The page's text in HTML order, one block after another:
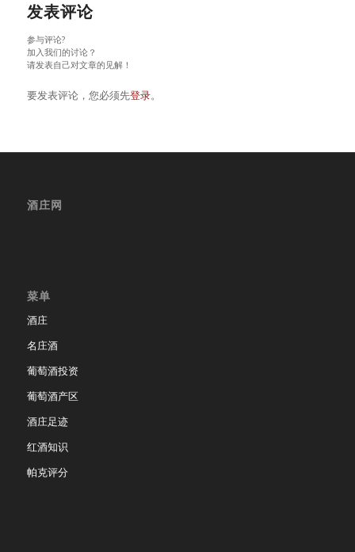
发表评论
参与评论?
加入我们的讨论？
请发表自己对文章的见解！
要发表评论，您必须先登录。
酒庄网
菜单
酒庄
名庄酒
葡萄酒投资
葡萄酒产区
酒庄足迹
红酒知识
帕克评分